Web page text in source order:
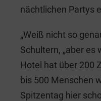
nächtlichen Partys
„Weiß nicht so
Schultern, „aber es
Hotel hat über 200
bis 500 Menschen
Spitzentag hier